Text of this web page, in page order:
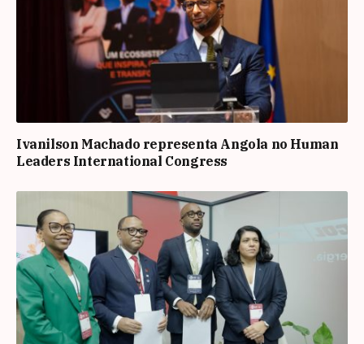
Ivanilson Machado representa Angola no Human
Leaders International Congress